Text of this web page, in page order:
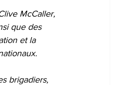
McCaller,
que des
et la
brigadiers,